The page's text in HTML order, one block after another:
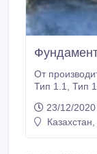
От
Тип 1.1, Тип 1.2, Тип 1.3, Тип 2.1, Тип 2.2 Тип 3.1,
согласно ГОСТу
23/12/2020